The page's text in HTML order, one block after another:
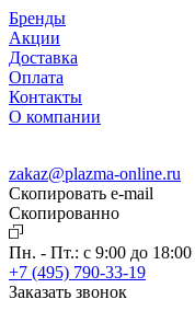
Бренды
Акции
Доставка
Оплата
Контакты
О компании
zakaz@plazma-online.ru
Скопировать e-mail
Cкопированно
Пн. - Пт.: с 9:00 до 18:00
+7 (495) 790-33-19
Заказать звонок